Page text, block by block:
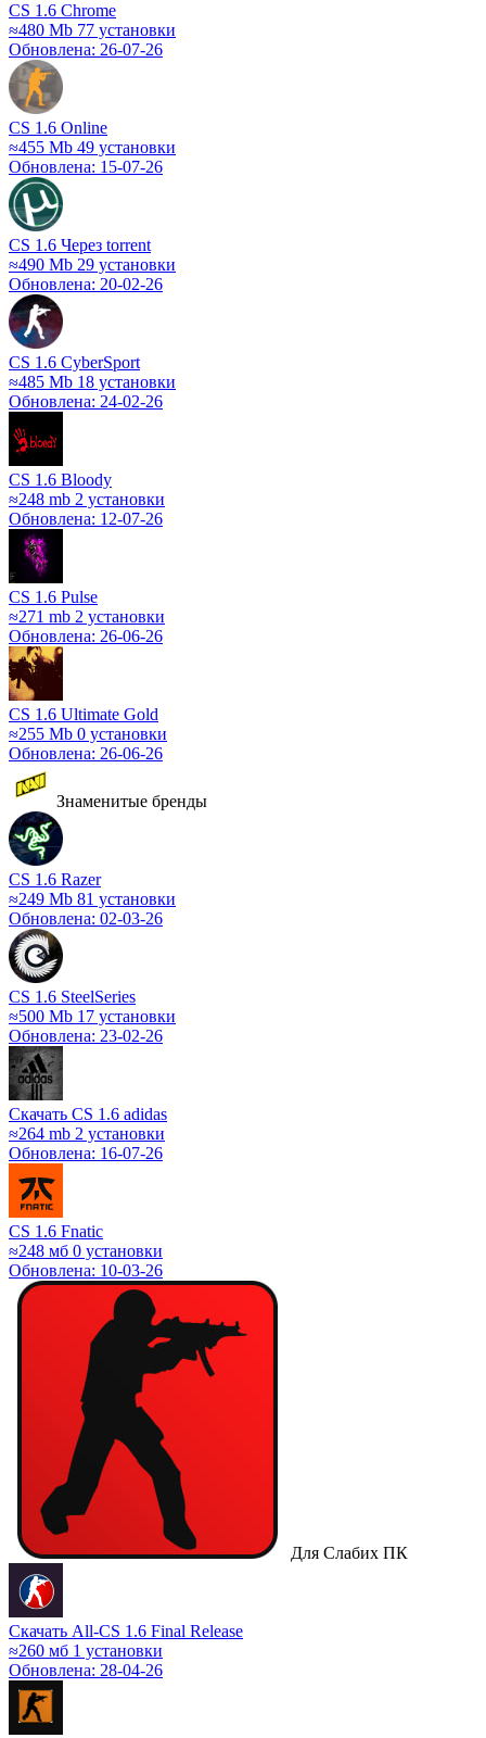
CS 1.6 Chrome
≈480 Mb 77 установки
Обновлена: 26-07-26
CS 1.6 Online
≈455 Mb 49 установки
Обновлена: 15-07-26
CS 1.6 Через torrent
≈490 Mb 29 установки
Обновлена: 20-02-26
CS 1.6 CyberSport
≈485 Mb 18 установки
Обновлена: 24-02-26
CS 1.6 Bloody
≈248 mb 2 установки
Обновлена: 12-07-26
CS 1.6 Pulse
≈271 mb 2 установки
Обновлена: 26-06-26
CS 1.6 Ultimate Gold
≈255 Mb 0 установки
Обновлена: 26-06-26
Знаменитые бренды
CS 1.6 Razer
≈249 Mb 81 установки
Обновлена: 02-03-26
CS 1.6 SteelSeries
≈500 Mb 17 установки
Обновлена: 23-02-26
Скачать CS 1.6 adidas
≈264 mb 2 установки
Обновлена: 16-07-26
CS 1.6 Fnatic
≈248 мб 0 установки
Обновлена: 10-03-26
Для Слабих ПК
Скачать All-CS 1.6 Final Release
≈260 мб 1 установки
Обновлена: 28-04-26